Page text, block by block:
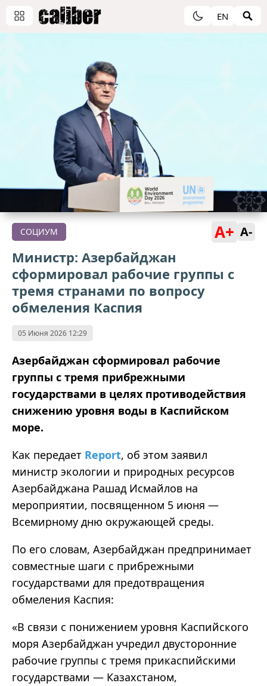
EN
СОЦИУМ A+ A-
Министр: Азербайджан
сформировал рабочие группы с
тремя странами по вопросу
обмеления Каспия
05 Июня 2026 12:29
Азербайджан сформировал рабочие
группы с тремя прибрежными
государствами в целях противодействия
снижению уровня воды в Каспийском
море.
Как передает Report, об этом заявил
министр экологии и природных ресурсов
Азербайджана Рашад Исмайлов на
мероприятии, посвященном 5 июня —
Всемирному дню окружающей среды.
По его словам, Азербайджан предпринимает
совместные шаги с прибрежными
государствами для предотвращения
обмеления Каспия:
«В связи с понижением уровня Каспийского
моря Азербайджан учредил двусторонние
рабочие группы с тремя прикаспийскими
государствами — Казахстаном,